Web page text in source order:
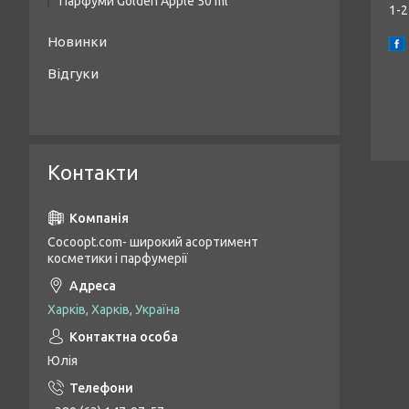
1-
Новинки
Відгуки
Контакти
Cocoopt.com- широкий асортимент
косметики і парфумерії
Харків, Харків, Україна
Юлія